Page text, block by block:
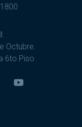
Octubre.
6to Piso